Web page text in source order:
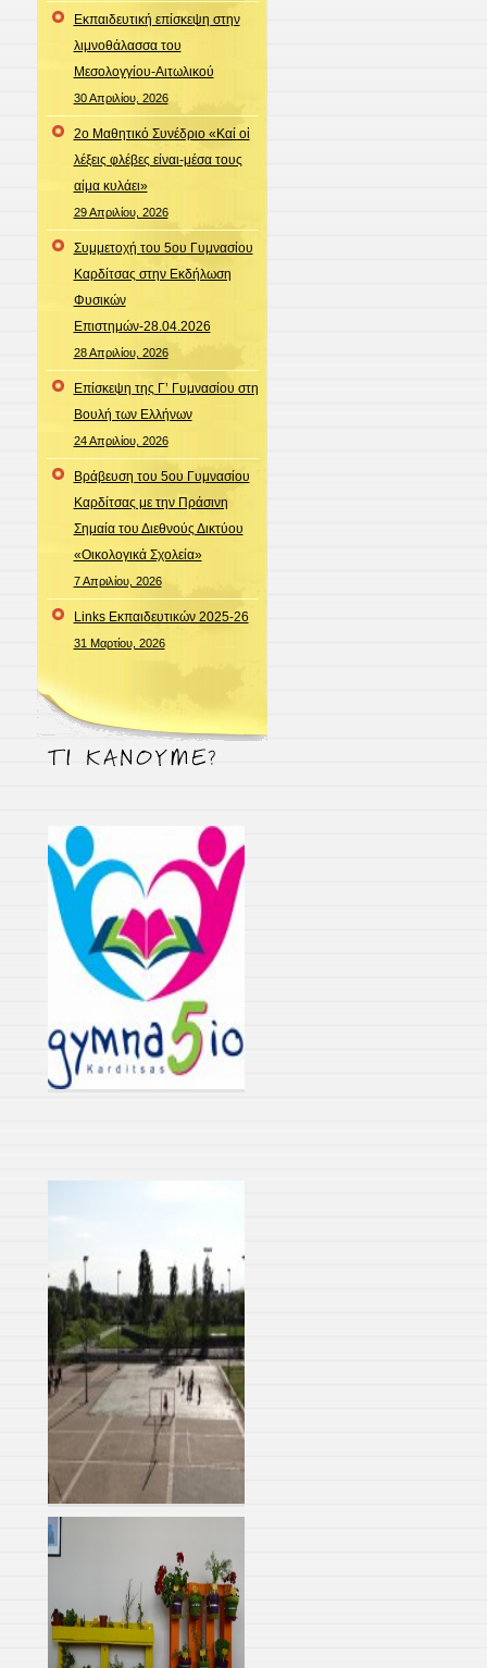
Εκπαιδευτική επίσκεψη στην
λιμνοθάλασσα του
Μεσολογγίου-Αιτωλικού
30 Απριλίου, 2026
2ο Μαθητικό Συνέδριο «Καί οἱ
λέξεις φλέβες είναι-μέσα τους
αίμα κυλάει»
29 Απριλίου, 2026
Συμμετοχή του 5ου Γυμνασίου
Καρδίτσας στην Εκδήλωση
Φυσικών
Επιστημών-28.04.2026
28 Απριλίου, 2026
Επίσκεψη της Γ’ Γυμνασίου στη
Βουλή των Ελλήνων
24 Απριλίου, 2026
Βράβευση του 5ου Γυμνασίου
Καρδίτσας με την Πράσινη
Σημαία του Διεθνούς Δικτύου
«Οικολογικά Σχολεία»
7 Απριλίου, 2026
Links Εκπαιδευτικών 2025-26
31 Μαρτίου, 2026